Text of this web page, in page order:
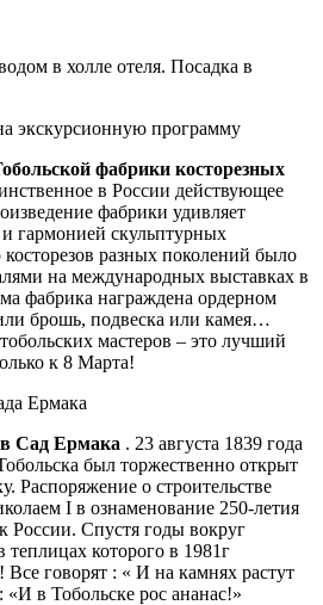
в холле отеля. Посадка в
экскурсионную программу
фабрики косторезных
в России действующее
фабрики удивляет
гармонией скульптурных
разных поколений было
на международных выставках в
фабрика награждена ордерном
брошь, подвеска или камея…
мастеров – это лучший
к 8 Марта!
Ермака
Сад Ермака . 23 августа 1839 года
был торжественно открыт
Распоряжение о строительстве
I в ознаменование 250-летия
России. Спустя годы вокруг
теплицах которого в 1981г
говорят : « И на камнях растут
в Тобольске рос ананас!»